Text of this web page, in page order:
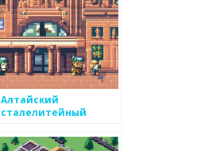
Алтайский
сталелитейный